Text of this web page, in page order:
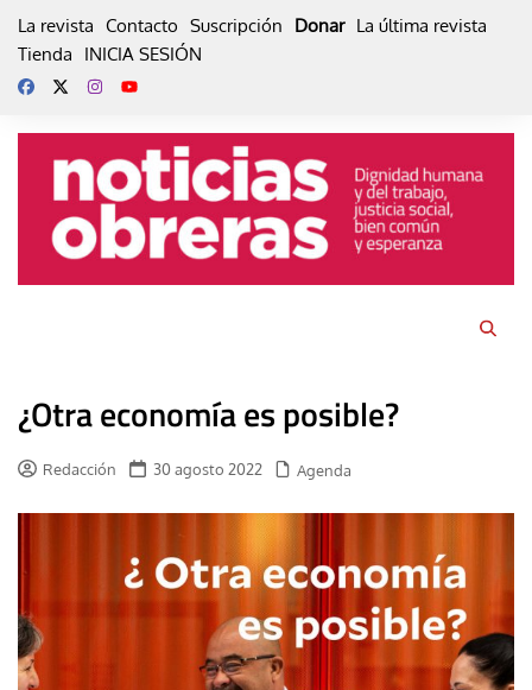
La revista Contacto Suscripción Donar La última revista
Tienda
INICIA SESIÓN
¿Otra economía es posible?
Redacción 30 agosto 2022 Agenda